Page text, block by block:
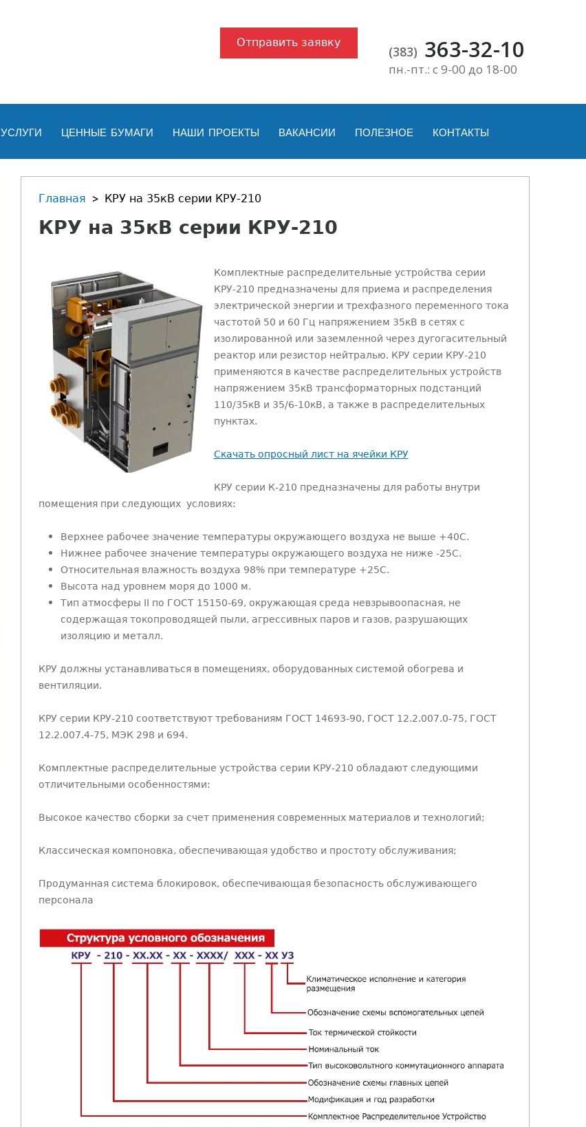
Отправить заявку
(383) 363-32-10
пн.-пт.: с 9-00 до 18-00
УСЛУГИ ЦЕННЫЕ БУМАГИ НАШИ ПРОЕКТЫ ВАКАНСИИ ПОЛЕЗНОЕ КОНТАКТЫ
Вы
Главная КРУ на 35кВ серии КРУ-210
КРУ на 35кВ серии КРУ-210
Комплектные распределительные устройства серии
КРУ-210 предназначены для приема и распределения
электрической энергии и трехфазного переменного тока
частотой 50 и 60 Гц напряжением 35кВ в сетях с
изолированной или заземленной через дугогасительный
реактор или резистор нейтралью. КРУ серии КРУ-210
применяются в качестве распределительных устройств
напряжением 35кВ трансформаторных подстанций
110/35кВ и 35/6-10кВ, а также в распределительных
пунктах.
Скачать опросный лист на ячейки КРУ
КРУ серии К-210 предназначены для работы внутри
помещения при следующих условиях:
Верхнее рабочее значение температуры окружающего воздуха не выше +40С.
Нижнее рабочее значение температуры окружающего воздуха не ниже -25С.
Относительная влажность воздуха 98% при температуре +25С.
Высота над уровнем моря до 1000 м.
Тип атмосферы II по ГОСТ 15150-69, окружающая среда невзрывоопасная, не
содержащая токопроводящей пыли, агрессивных паров и газов, разрушающих
изоляцию и металл.
КРУ должны устанавливаться в помещениях, оборудованных системой обогрева и
вентиляции.
КРУ серии КРУ-210 соответствуют требованиям ГОСТ 14693-90, ГОСТ 12.2.007.0-75, ГОСТ
12.2.007.4-75, МЭК 298 и 694.
Комплектные распределительные устройства серии КРУ-210 обладают следующими
отличительными особенностями:
Высокое качество сборки за счет применения современных материалов и технологий;
Классическая компоновка, обеспечивающая удобство и простоту обслуживания;
Продуманная система блокировок, обеспечивающая безопасность обслуживающего
персонала